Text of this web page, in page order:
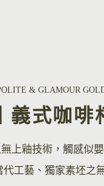
& GLAMOUR
義式咖啡
上釉技術，觸感似
工藝、獨家素坯之